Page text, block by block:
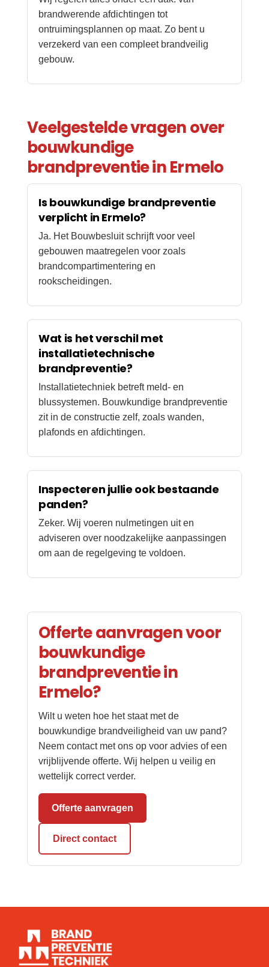
brandwerende afdichtingen tot
ontruimingsplannen op maat. Zo bent u
verzekerd van een compleet brandveilig
gebouw.
Veelgestelde vragen over
bouwkundige
brandpreventie in Ermelo
Is bouwkundige brandpreventie
verplicht in Ermelo?
Ja. Het Bouwbesluit schrijft voor veel
gebouwen maatregelen voor zoals
brandcompartimentering en
rookscheidingen.
Wat is het verschil met
installatietechnische
brandpreventie?
Installatietechniek betreft meld- en
blussystemen. Bouwkundige brandpreventie
zit in de constructie zelf, zoals wanden,
plafonds en afdichtingen.
Inspecteren jullie ook bestaande
panden?
Zeker. Wij voeren nulmetingen uit en
adviseren over noodzakelijke aanpassingen
om aan de regelgeving te voldoen.
Offerte aanvragen voor
bouwkundige
brandpreventie in
Ermelo?
Wilt u weten hoe het staat met de
bouwkundige brandveiligheid van uw pand?
Neem contact met ons op voor advies of een
vrijblijvende offerte. Wij helpen u veilig en
wettelijk correct verder.
Offerte aanvragen
Direct contact